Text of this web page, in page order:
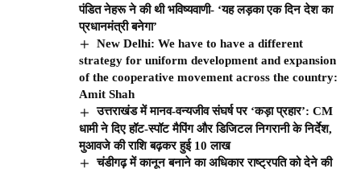
पंडित नेहरू ने की थी भविष्यवाणी- ‘यह लड़का एक दिन देश का
प्रधानमंत्री बनेगा’
New Delhi: We have to have a different
strategy for uniform development and expansion
of the cooperative movement across the country:
Amit Shah
उत्तराखंड में मानव-वन्यजीव संघर्ष पर ‘कड़ा प्रहार’: CM
धामी ने दिए हॉट-स्पॉट मैपिंग और डिजिटल निगरानी के निर्देश,
मुआवजे की राशि बढ़कर हुई 10 लाख
चंडीगढ़ में कानून बनाने का अधिकार राष्ट्रपति को देने की